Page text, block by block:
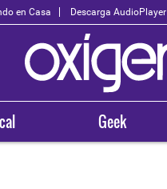
en Casa Descarga AudioPlayer
Geek